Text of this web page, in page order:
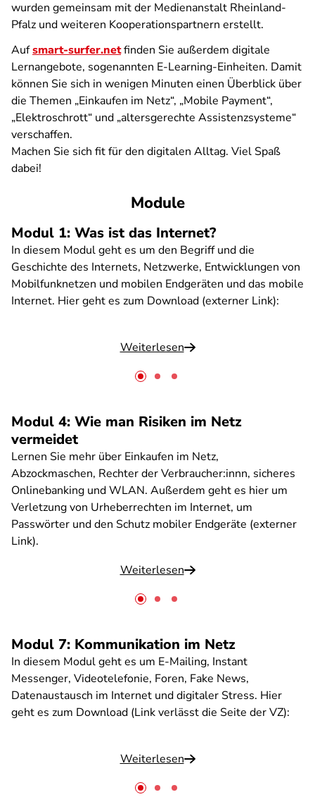
wurden gemeinsam mit der Medienanstalt Rheinland-
Pfalz und weiteren Kooperationspartnern erstellt.
Aufsmart-surfer.netfinden Sie außerdem digitale
Lernangebote, sogenannten E-Learning-Einheiten. Damit
können Sie sich in wenigen Minuten einen Überblick über
die Themen „Einkaufen im Netz“, „Mobile Payment“,
„Elektroschrott“ und „altersgerechte Assistenzsysteme“
verschaffen.
Machen Sie sich fit für den digitalen Alltag. Viel Spaß
dabei!
Module
Modul 1: Was ist das Internet?
In diesem Modul geht es um den Begriff und die
Geschichte des Internets, Netzwerke, Entwicklungen von
Mobilfunknetzen und mobilen Endgeräten und das mobile
Internet. Hier geht es zum Download (externer Link):
Weiterlesen
Modul 4: Wie man Risiken im Netz
vermeidet
Lernen Sie mehr über Einkaufen im Netz,
Abzockmaschen, Rechter der Verbraucher:innn, sicheres
Onlinebanking und WLAN. Außerdem geht es hier um
Verletzung von Urheberrechten im Internet, um
Passwörter und den Schutz mobiler Endgeräte (externer
Link).
Weiterlesen
Modul 7: Kommunikation im Netz
In diesem Modul geht es um E-Mailing, Instant
Messenger, Videotelefonie, Foren, Fake News,
Datenaustausch im Internet und digitaler Stress. Hier
geht es zum Download (Link verlässt die Seite der VZ):
Weiterlesen